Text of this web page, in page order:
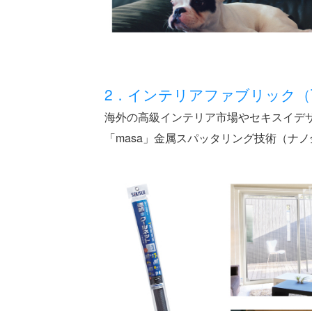
2．インテリアファブリック
海外の高級インテリア市場やセキスイ
「masa」金属スパッタリング技術（ナ